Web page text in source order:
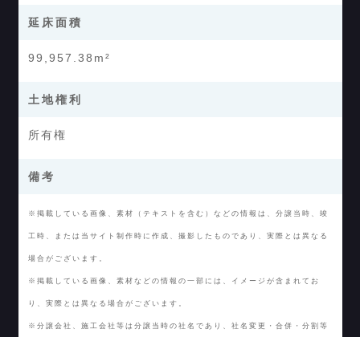
延床面積
99,957.38m²
土地権利
所有権
備考
※掲載している画像、素材（テキストを含む）などの情報は、分譲当時、竣
工時、または当サイト制作時に作成、撮影したものであり、実際とは異なる
場合がございます。
※掲載している画像、素材などの情報の一部には、イメージが含まれてお
り、実際とは異なる場合がございます。
※分譲会社、施工会社等は分譲当時の社名であり、社名変更・合併・分割等